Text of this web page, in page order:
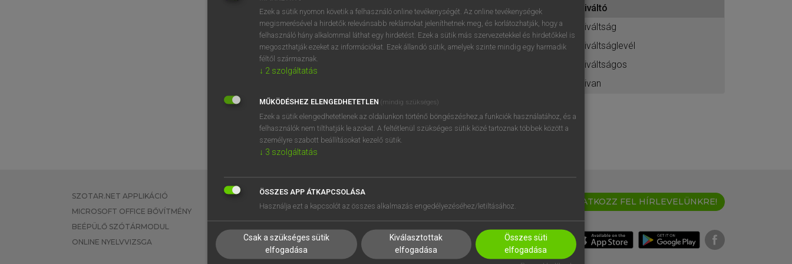
BELÉPÉS
próbaverziójának elindításához
regisztrálok ésbelépek.
REGISZTRÁCIÓ
kiváltó
kiváltság
kiváltságlevél
kiváltságos
kivan
SZOTAR.NET APPLIKÁCIÓ
MICROSOFT OFFICE BŐVÍTMÉNY
BEÉPÜLŐ SZÓTÁRMODUL
ONLINE NYELVVIZSGA
EGYÉNI FELHASZNÁLÓKNAK
TANULÓKNAK
VÁLLALATI MEGOLDÁSOK
SÚGÓ
RÓLUNK
SÜTI BEÁLLÍTÁSOK
IRATKOZZ FEL HÍRLEVELÜNKRE!
Ezek a sütik nyomon követik a felhasználó online tevékenységét. Az online tevékenységek
megismerésével a hirdetők relevánsabb reklámokat jeleníthetnek meg, és korlátozhatják, hogy a
felhasználó hány alkalommal láthat egy hirdetést. Ezek a sütik más szervezetekkel és hirdetőkkel is
megoszthatják ezeket az információkat. Ezek állandó sütik, amelyek szinte mindig egy harmadik
féltől származnak.
↓ 2 szolgáltatás
MŰKÖDÉSHEZ ELENGEDHETETLEN (mindig szükséges)
Ezek a sütik elengedhetetlenek az oldalunkon történő böngészéshez,a funkciók használatához, és a
felhasználók nem tilthatják le azokat. A feltétlenül szükséges sütik közé tartoznak többek között a
személyre szabott beállításokat kezelő sütik.
↓ 3 szolgáltatás
ÖSSZES APP ÁTKAPCSOLÁSA
Használja ezt a kapcsolót az összes alkalmazás engedélyezéséhez/letiltásához.
Csak a szükséges sütik
elfogadása
Kiválasztottak
elfogadása
Összes süti
elfogadása